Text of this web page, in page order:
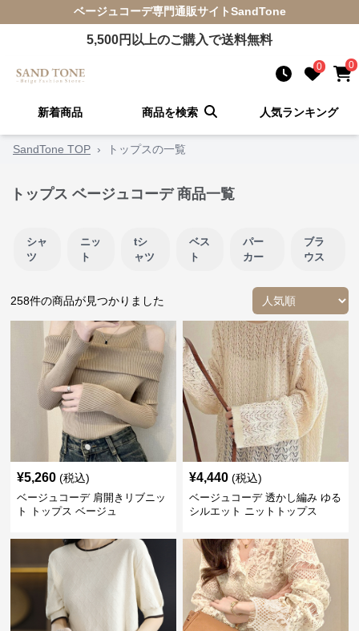
ベージュコーデ専門通販サイトSandTone
5,500円以上のご購入で送料無料
0 0
新着商品 商品を検索 人気ランキング
SandTone TOP › トップスの一覧
トップス ベージュコーデ 商品一覧
シャ
ツ
ニッ
ト
tシ
ャツ
ベス
ト
パー
カー
ブラ
ウス
258件の商品が見つかりました
¥5,260 (税込)
ベージュコーデ 肩開きリブニッ
ト トップス ベージュ
¥4,440 (税込)
ベージュコーデ 透かし編み ゆる
シルエット ニットトップス